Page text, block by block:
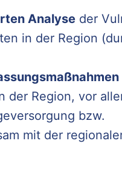
Analyseder
in der Region
der Region, vor
bzw.
mit der